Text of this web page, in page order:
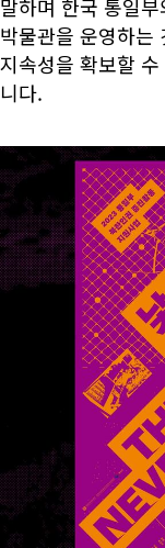
말하며 한국 통일
박물관을 운영하는
지속성을 확보할
니다.